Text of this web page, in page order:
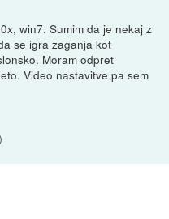
win7. Sumim da je nekaj z
se igra zaganja kot
Moram odpret
Video nastavitve pa sem
)